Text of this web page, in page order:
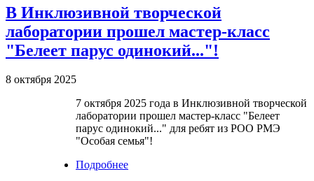
В Инклюзивной творческой
лаборатории прошел мастер-класс
"Белеет парус одинокий..."!
8 октября 2025
7 октября 2025 года в Инклюзивной творческой
лаборатории прошел мастер-класс "Белеет
парус одинокий..." для ребят из РОО РМЭ
"Особая семья"!
Подробнее